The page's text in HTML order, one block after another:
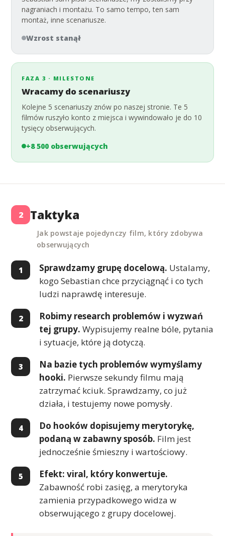
nagraniach i montażu. To samo tempo, ten sam
montaż, inne scenariusze.
Wzrost stanął
FAZA 3 · MILESTONE
Wracamy do scenariuszy
Kolejne 5 scenariuszy znów po naszej stronie. Te 5
filmów ruszyło konto z miejsca i wywindowało je do 10
tysięcy obserwujących.
+8 500 obserwujących
2 Taktyka
Jak powstaje pojedynczy film, który zdobywa
obserwujących
Sprawdzamy grupę docelową. Ustalamy,
kogo Sebastian chce przyciągnąć i co tych
ludzi naprawdę interesuje.
Robimy research problemów i wyzwań
tej grupy. Wypisujemy realne bóle, pytania
i sytuacje, które ją dotyczą.
Na bazie tych problemów wymyślamy
hooki. Pierwsze sekundy filmu mają
zatrzymać kciuk. Sprawdzamy, co już
działa, i testujemy nowe pomysły.
Do hooków dopisujemy merytorykę,
podaną w zabawny sposób. Film jest
jednocześnie śmieszny i wartościowy.
Efekt: viral, który konwertuje.
Zabawność robi zasięg, a merytoryka
zamienia przypadkowego widza w
obserwującego z grupy docelowej.